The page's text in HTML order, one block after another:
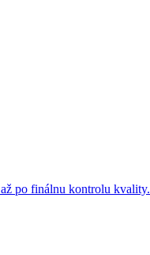
po finálnu kontrolu kvality.